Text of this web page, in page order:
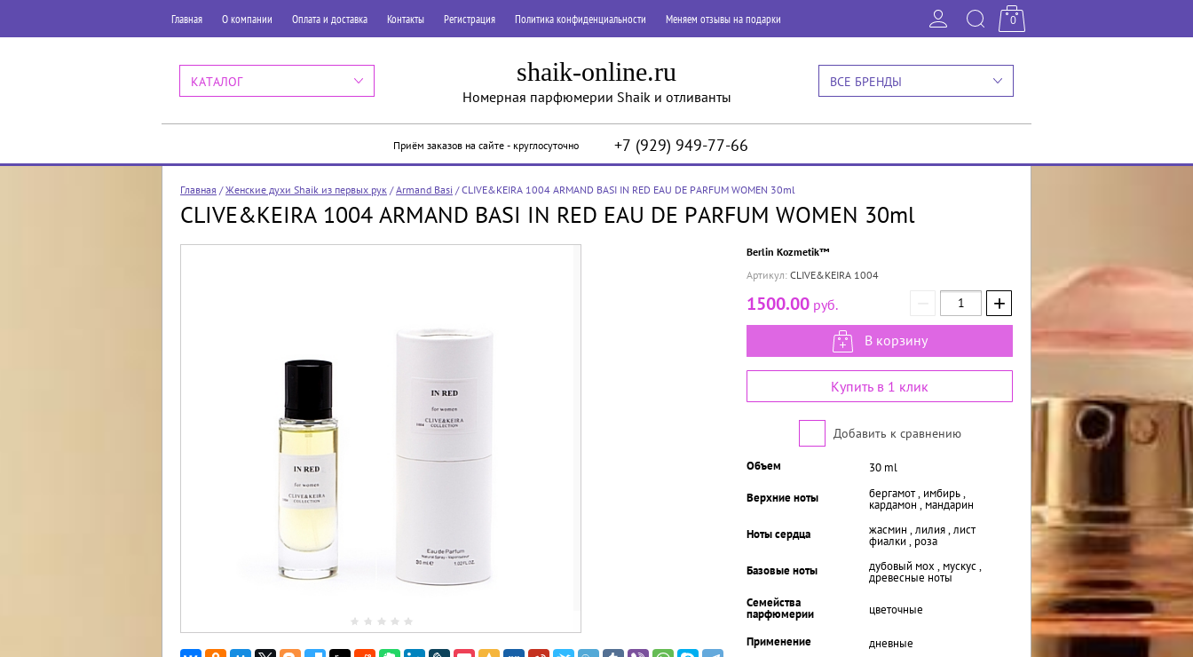
Главная О компании Оплата и доставка Контакты Регистрация Политика конфиденциальности Меняем отзывы на подарки 0
КАТАЛОГ ВСЕ БРЕНДЫ
shaik-online.ru
Номерная парфюмерии Shaik и отливанты
Приём заказов на сайте - круглосуточно +7 (929) 949-77-66
Главная /Женские духи Shaik из первых рук /Armand Basi /CLIVE&KEIRA 1004 ARMAND BASI IN RED EAU DE PARFUM WOMEN 30ml
CLIVE&KEIRA 1004 ARMAND BASI IN RED EAU DE PARFUM WOMEN 30ml
Berlin Kozmetik™
Артикул: CLIVE&KEIRA 1004
1500.00 руб. +
В корзину
Купить в 1 клик
Добавить к сравнению
Объем 30 ml
Верхние ноты бергамот , имбирь ,
кардамон , мандарин
Ноты сердца
жасмин , лилия , лист
фиалки , роза
Базовые ноты
дубовый мох , мускус ,
древесные ноты
Семейства
парфюмерии цветочные
Применение дневные